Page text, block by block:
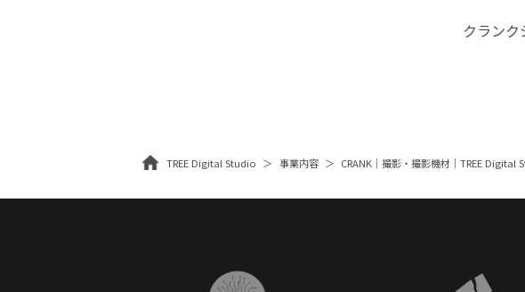
クラン
TREE Digital Studio 事業内容 CRANK｜撮影・撮影機材｜TREE Digital